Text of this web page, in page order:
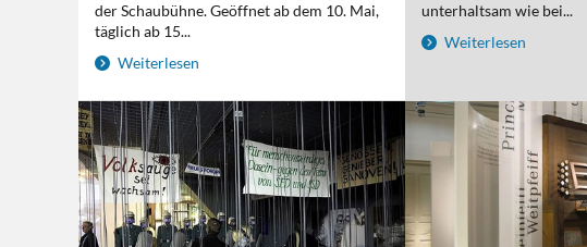
der Schaubühne. Geöffnet ab dem 10. Mai,
täglich ab 15...
Weiterlesen
unterhaltsam wie bei...
Weiterlesen